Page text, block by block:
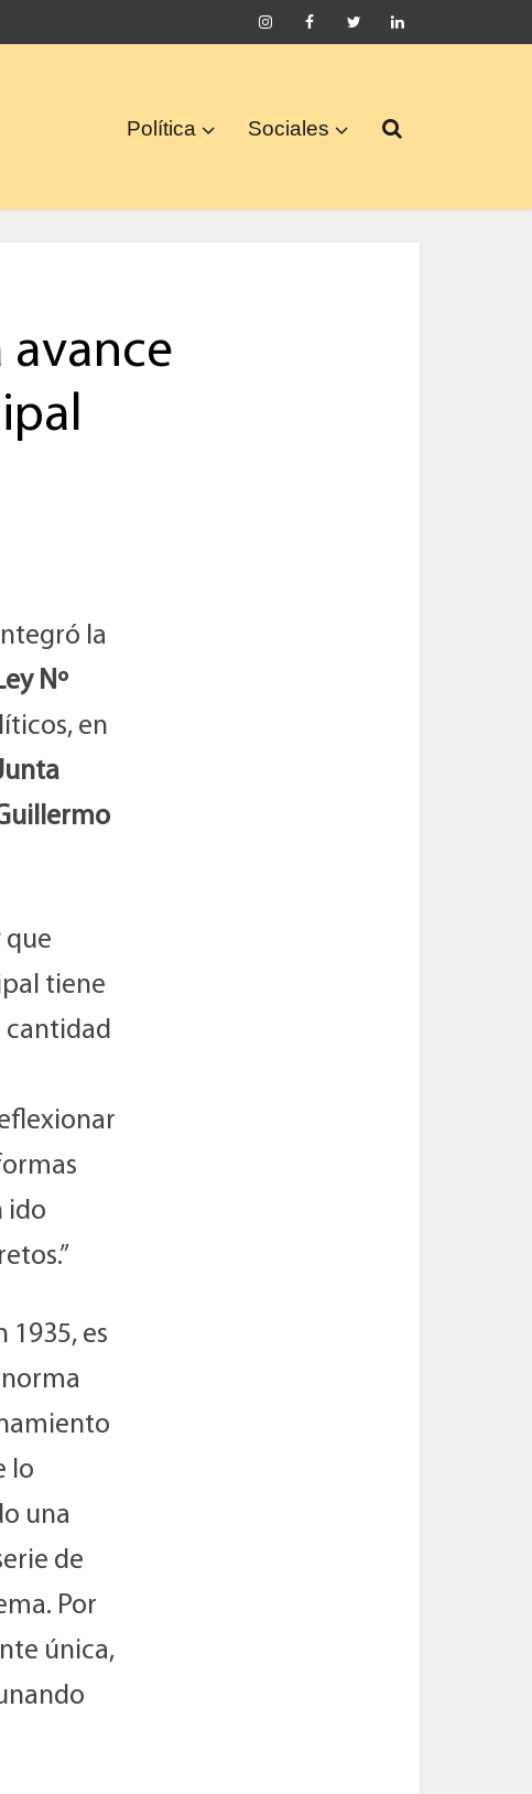
Política Sociales
avance
la
Nº
en
que
tiene
cantidad
ido
1935, es
norma
lo
una
de
Por
única,